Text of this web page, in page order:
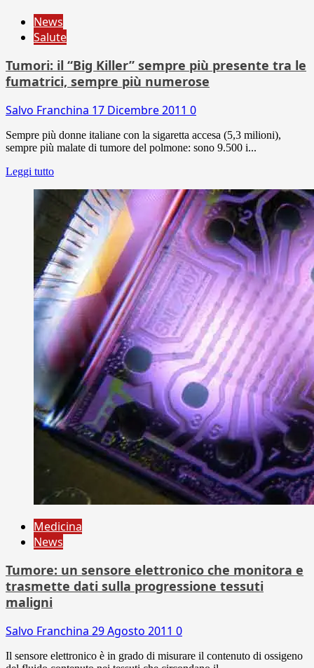
News
Salute
Tumori: il “Big Killer” sempre più presente tra le
fumatrici, sempre più numerose
Salvo Franchina 17 Dicembre 2011 0
Sempre più donne italiane con la sigaretta accesa (5,3 milioni),
sempre più malate di tumore del polmone: sono 9.500 i...
Leggi tutto
Medicina
News
Tumore: un sensore elettronico che monitora e
trasmette dati sulla progressione tessuti
maligni
Salvo Franchina 29 Agosto 2011 0
Il sensore elettronico è in grado di misurare il contenuto di ossigeno